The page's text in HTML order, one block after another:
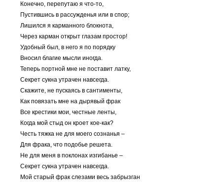
Конечно, перепутаю я что-то,
Пустившись в рассужденья или в спор;
Лишился я карманного блокнота,
Через карман открыт глазам простор!
Удобный был, в него я по порядку
Вносил благие мысли иногда.
Теперь портной мне не поставит латку,
Секрет сукна утрачен навсегда.
Скажите, не пускаясь в сантименты,
Как повязать мне на дырявый фрак
Все крестики мои, честные ленты,
Когда мой стыд он кроет кое-как?
Честь тяжка не для моего сознанья –
Для фрака, что подобье решета.
Не для меня в поклонах изгибанье –
Секрет сукна утрачен навсегда.
Мой старый фрак слезами весь забрызган